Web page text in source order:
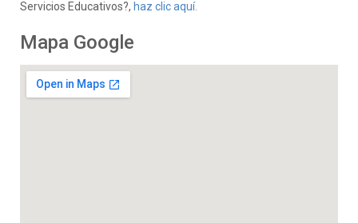
Servicios Educativos?, haz clic aquí.
Mapa Google